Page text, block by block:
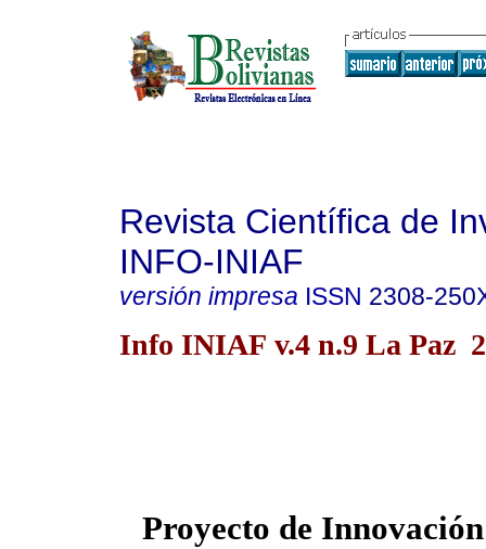
Revista Científica de
INFO-INIAF
versión impresa ISSN 2308-
Info INIAF v.4 n.9 La Paz
Proyecto de